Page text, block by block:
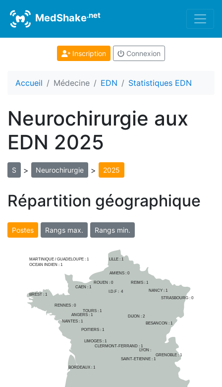
MedShake.net
Inscription Connexion
Accueil Médecine EDN Statistiques EDN
Neurochirurgie aux
EDN 2025
S > Neurochirurgie > 2025
Répartition géographique
Postes Rangs max. Rangs min.
AMIENS : 0
LILLE : 1
I.D.F : 4
ANGERS : 1
MARTINIQUE / GUADELOUPE : 1
OCEAN INDIEN : 1
BESANCON : 1
BORDEAUX : 1
BREST : 1
CAEN : 1
CLERMONT-FERRAND : 1
DIJON : 2
GRENOBLE : 1
LIMOGES : 1
LYON :
NANCY : 1
NANTES : 1
POITIERS : 1
REIMS : 1
RENNES : 0
ROUEN : 0
SAINT-ETIENNE : 1
STRASBOURG : 0
TOURS : 1